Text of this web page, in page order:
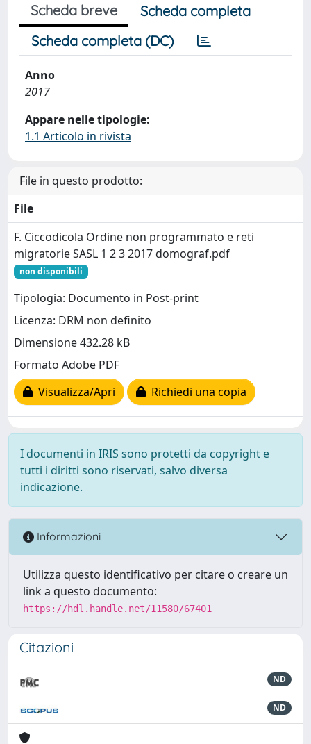
Scheda breve
Scheda completa
Scheda completa (DC)
Anno
2017
Appare nelle tipologie:
1.1 Articolo in rivista
File in questo prodotto:
File
F. Ciccodicola Ordine non programmato e reti
migratorie SASL 1 2 3 2017 domograf.pdf
non disponibili
Tipologia: Documento in Post-print
Licenza: DRM non definito
Dimensione 432.28 kB
Formato Adobe PDF
Visualizza/Apri
Richiedi una copia
I documenti in IRIS sono protetti da copyright e
tutti i diritti sono riservati, salvo diversa
indicazione.
Informazioni
Utilizza questo identificativo per citare o creare un
link a questo documento:
https://hdl.handle.net/11580/67401
Citazioni
ND
ND